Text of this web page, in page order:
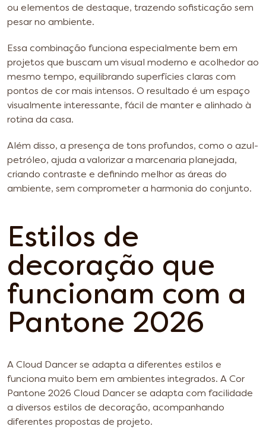
ou elementos de destaque, trazendo sofisticação sem
pesar no ambiente.
Essa combinação funciona especialmente bem em
projetos que buscam um visual moderno e acolhedor ao
mesmo tempo, equilibrando superfícies claras com
pontos de cor mais intensos. O resultado é um espaço
visualmente interessante, fácil de manter e alinhado à
rotina da casa.
Além disso, a presença de tons profundos, como o azul-
petróleo, ajuda a valorizar a marcenaria planejada,
criando contraste e definindo melhor as áreas do
ambiente, sem comprometer a harmonia do conjunto.
Estilos de
decoração que
funcionam com a
Pantone 2026
A Cloud Dancer se adapta a diferentes estilos e
funciona muito bem em ambientes integrados. A Cor
Pantone 2026 Cloud Dancer se adapta com facilidade
a diversos estilos de decoração, acompanhando
diferentes propostas de projeto.